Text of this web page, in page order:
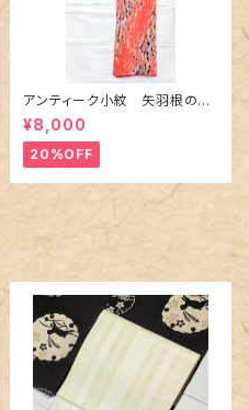
アンティーク小紋 矢羽根の地
紋に短冊柄 裄６６cm
¥8,000
20%OFF